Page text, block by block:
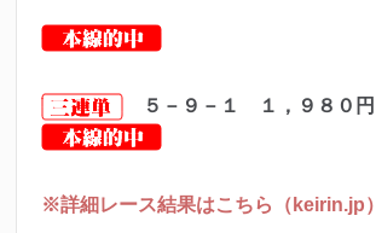
５－９－１ １，９８０円
※詳細レース結果はこちら（keirin.jp）